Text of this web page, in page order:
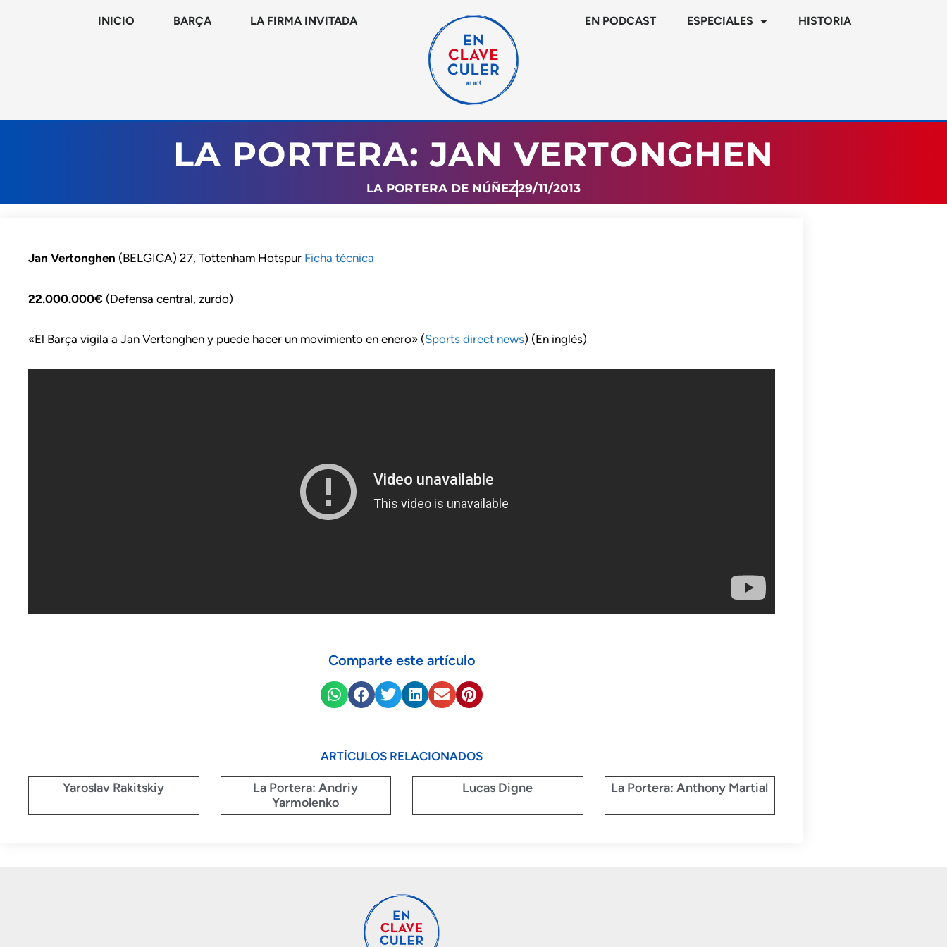
INICIO BARÇA LA FIRMA INVITADA EN PODCAST ESPECIALES HISTORIA
LA PORTERA: JAN VERTONGHEN
LA PORTERA DE NÚÑEZ29/11/2013
Jan Vertonghen (BELGICA) 27, Tottenham Hotspur Ficha técnica
22.000.000€ (Defensa central, zurdo)
«El Barça vigila a Jan Vertonghen y puede hacer un movimiento en enero» (Sports direct news) (En inglés)
Comparte este artículo
ARTÍCULOS RELACIONADOS
Yaroslav Rakitskiy
La Portera: Andriy
Yarmolenko
Lucas Digne La Portera: Anthony Martial